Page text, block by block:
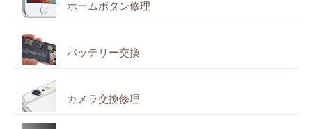
ホームボタン修理
バッテリー交換
カメラ交換修理